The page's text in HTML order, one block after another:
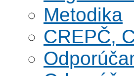
Metodika
CREPČ,